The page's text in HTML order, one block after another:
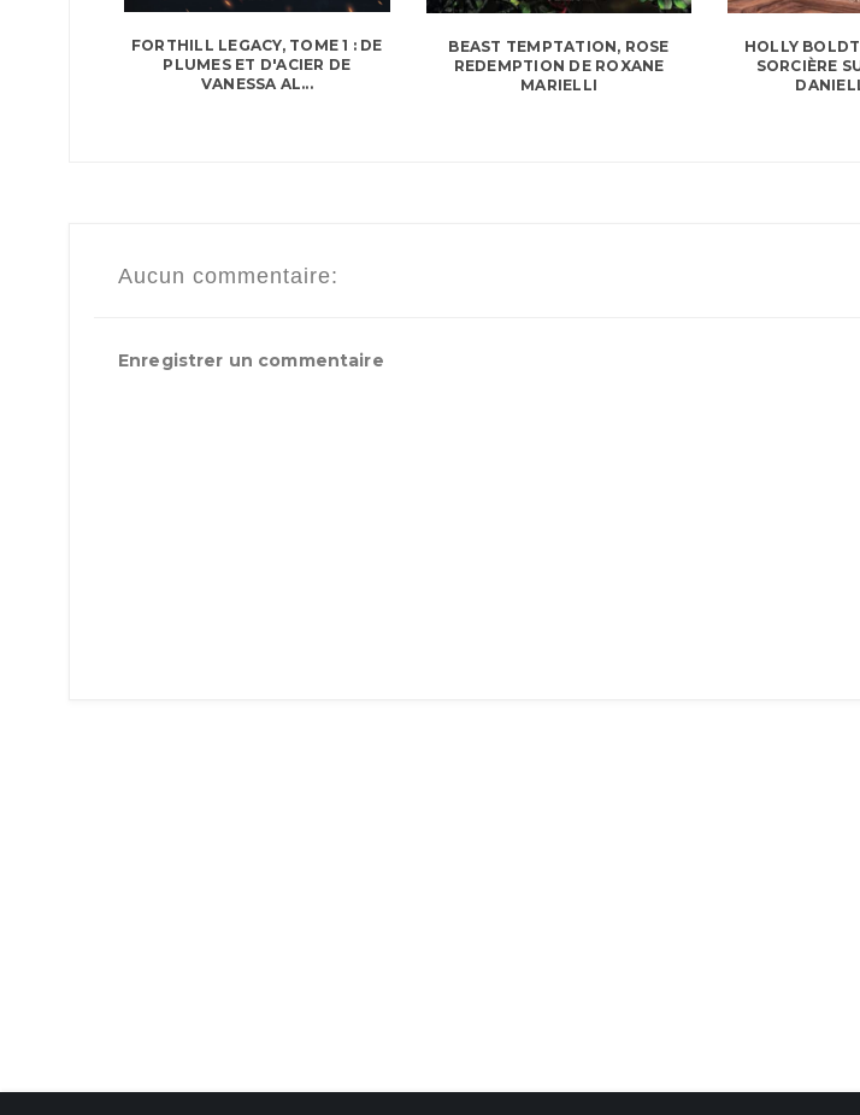
FORTHILL LEGACY, TOME 1 : DE
PLUMES ET D'ACIER DE
VANESSA AL...
BEAST TEMPTATION, ROSE
REDEMPTION DE ROXANE
MARIELLI
HOLLY
SORCIÈRE
Aucun commentaire:
Enregistrer un commentaire